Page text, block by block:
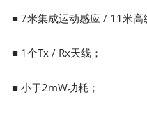
■ 7米集成运动感应 / 11米高
■ 1个Tx / Rx天线；
■ 小于2mW功耗；